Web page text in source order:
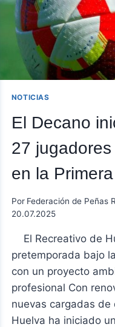
NOTICIAS
El Decano
27
en la
Por Federación de Peñas
20.07.2025
El Recreativo de
pretemporada bajo
con un proyecto
profesional Con
nuevas cargadas de
Huelva ha iniciado